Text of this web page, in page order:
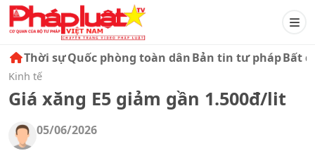
Thời sựQuốc phòng toàn dânBản tin tư phápBất
Kinh tế
Giá xăng E5 giảm gần 1.500đ/lit
05/06/2026